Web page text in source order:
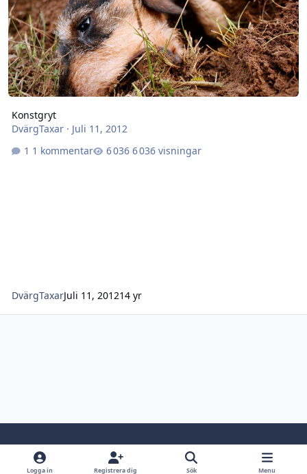
Konstgryt
DvärgTaxar· Juli 11, 2012
1 kommentar
6 036 visningar
DvärgTaxarJuli 11, 201214 yr
Light ModeDark ModeSystem Preference
Logga in Registrera dig Sök Menu